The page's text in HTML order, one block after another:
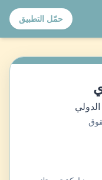
حمّل التطبيق